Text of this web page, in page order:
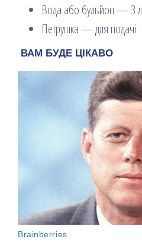
Вода або бульйон — 3 л
Петрушка — для подачі